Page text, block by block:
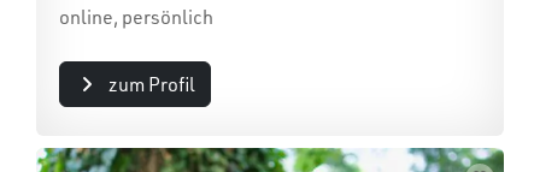
online, persönlich
zum Profil